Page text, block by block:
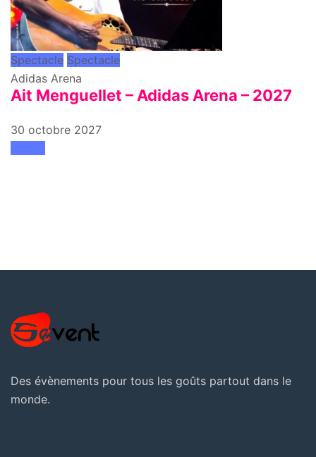
Spectacle Spectacle
Adidas Arena
Ait Menguellet – Adidas Arena – 2027
30 octobre 2027
Des évènements pour tous les goûts partout dans le
monde.